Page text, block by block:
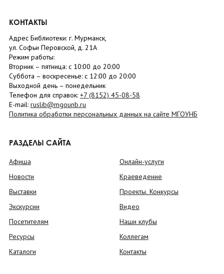
КОНТАКТЫ
Адрес Библиотеки: г. Мурманск,
ул. Софьи Перовской, д. 21А
Режим работы:
Вторник – пятница: с 10:00 до 20:00
Суббота – воскресенье: c 12:00 до 20:00
Выходной день – понедельник
Телефон для справок: +7 (8152) 45-08-58
E-mail: ruslib@mgounb.ru
Политика обработки персональных данных на сайте МГОУНБ
РАЗДЕЛЫ САЙТА
Афиша
Новости
Выставки
Экскурсии
Посетителям
Ресурсы
Каталоги
Онлайн-услуги
Краеведение
Проекты. Конкурсы
Видео
Наши клубы
Коллегам
Контакты